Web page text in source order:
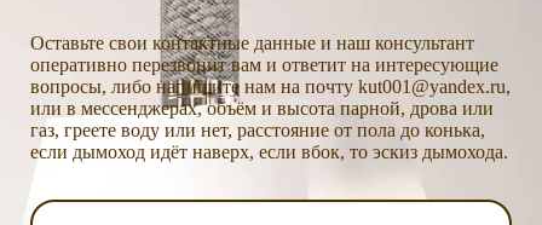
Оставьте свои контактные данные и наш консультант
оперативно перезвонит вам и ответит на интересующие
вопросы, либо напишите нам на почту kut001@yandex.ru,
или в мессенджерах, объём и высота парной, дрова или
газ, греете воду или нет, расстояние от пола до конька,
если дымоход идёт наверх, если вбок, то эскиз дымохода.